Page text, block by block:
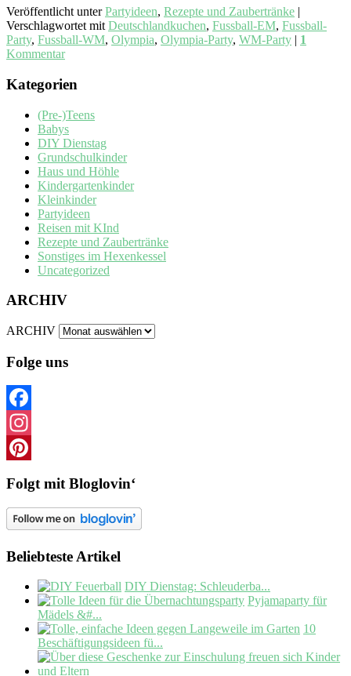
Veröffentlicht unter Partyideen, Rezepte und Zaubertränke |
Verschlagwortet mit Deutschlandkuchen, Fussball-EM, Fussball-
Party, Fussball-WM, Olympia, Olympia-Party, WM-Party | 1
Kommentar
Kategorien
(Pre-)Teens
Babys
DIY Dienstag
Grundschulkinder
Haus und Höhle
Kindergartenkinder
Kleinkinder
Partyideen
Reisen mit KInd
Rezepte und Zaubertränke
Sonstiges im Hexenkessel
Uncategorized
ARCHIV
ARCHIV
Folge uns
Facebook
Instagram
Folgt mit Bloglovin‘
Beliebteste Artikel
DIY Dienstag: Schleuderba...
Pyjamaparty für
Mädels &#...
10
Beschäftigungsideen fü...